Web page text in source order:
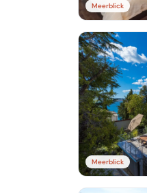
Meerblick
Meerblick